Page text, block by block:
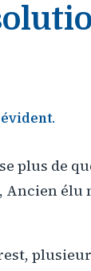
plus de
Ancien